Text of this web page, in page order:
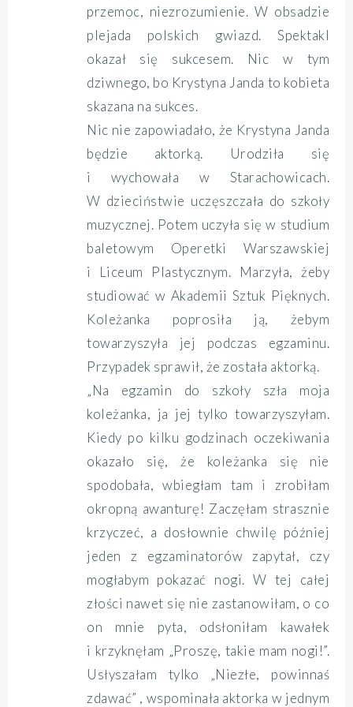
przemoc, niezrozumienie. W obsadzie
plejada polskich gwiazd. Spektakl
okazał się sukcesem. Nic w tym
dziwnego, bo Krystyna Janda to kobieta
skazana na sukces.
Nic nie zapowiadało, że Krystyna Janda
będzie aktorką. Urodziła się
i wychowała w Starachowicach.
W dzieciństwie uczęszczała do szkoły
muzycznej. Potem uczyła się w studium
baletowym Operetki Warszawskiej
i Liceum Plastycznym. Marzyła, żeby
studiować w Akademii Sztuk Pięknych.
Koleżanka poprosiła ją, żebym
towarzyszyła jej podczas egzaminu.
Przypadek sprawił, że została aktorką.
„Na egzamin do szkoły szła moja
koleżanka, ja jej tylko towarzyszyłam.
Kiedy po kilku godzinach oczekiwania
okazało się, że koleżanka się nie
spodobała, wbiegłam tam i zrobiłam
okropną awanturę! Zaczęłam strasznie
krzyczeć, a dosłownie chwilę później
jeden z egzaminatorów zapytał, czy
mogłabym pokazać nogi. W tej całej
złości nawet się nie zastanowiłam, o co
on mnie pyta, odsłoniłam kawałek
i krzyknęłam „Proszę, takie mam nogi!”.
Usłyszałam tylko „Niezłe, powinnaś
zdawać” , wspominała aktorka w jednym